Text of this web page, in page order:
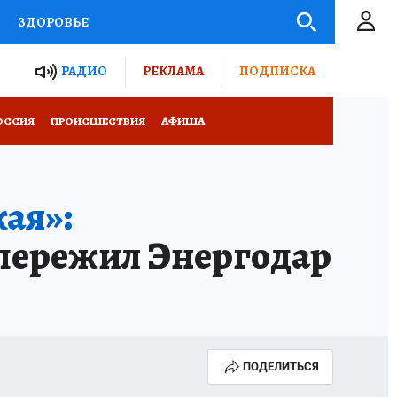
ЗДОРОВЬЕ
РОССИИРАДИО РЕКЛАМА ПОДПИСКА
ПРОИСШЕСТВИЯ АФИША
Энергодар
ПОДЕЛИТЬСЯ